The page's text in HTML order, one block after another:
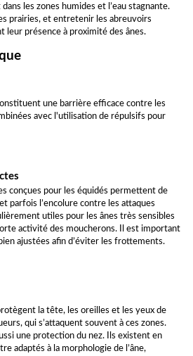
les zones humides et l’eau stagnante.
prairies, et entretenir les abreuvoirs
présence à proximité des ânes.
une barrière efficace contre les
avec l'utilisation de répulsifs pour
conçues pour les équidés permettent de
parfois l’encolure contre les attaques
utiles pour les ânes très sensibles
activité des moucherons. Il est important
ajustées afin d’éviter les frottements.
la tête, les oreilles et les yeux de
qui s’attaquent souvent à ces zones.
une protection du nez. Ils existent en
adaptés à la morphologie de l’âne,